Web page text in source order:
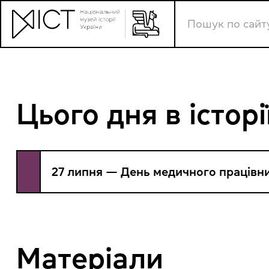
Цього дня в
27 липня — День медичного
Матеріали